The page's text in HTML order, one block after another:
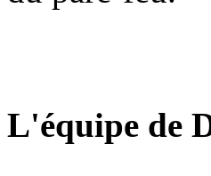
L'équipe de